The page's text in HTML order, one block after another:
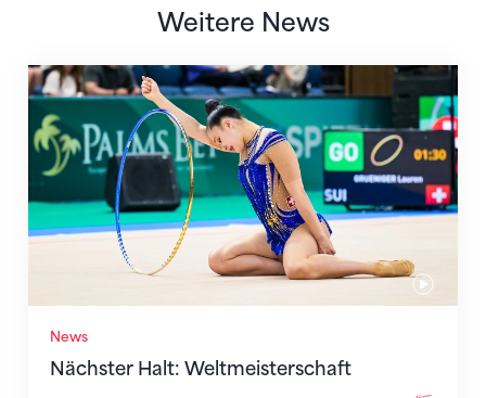
Weitere News
News
Nächster Halt: Weltmeisterschaft
Nächster Halt: Weltmeisterschaft